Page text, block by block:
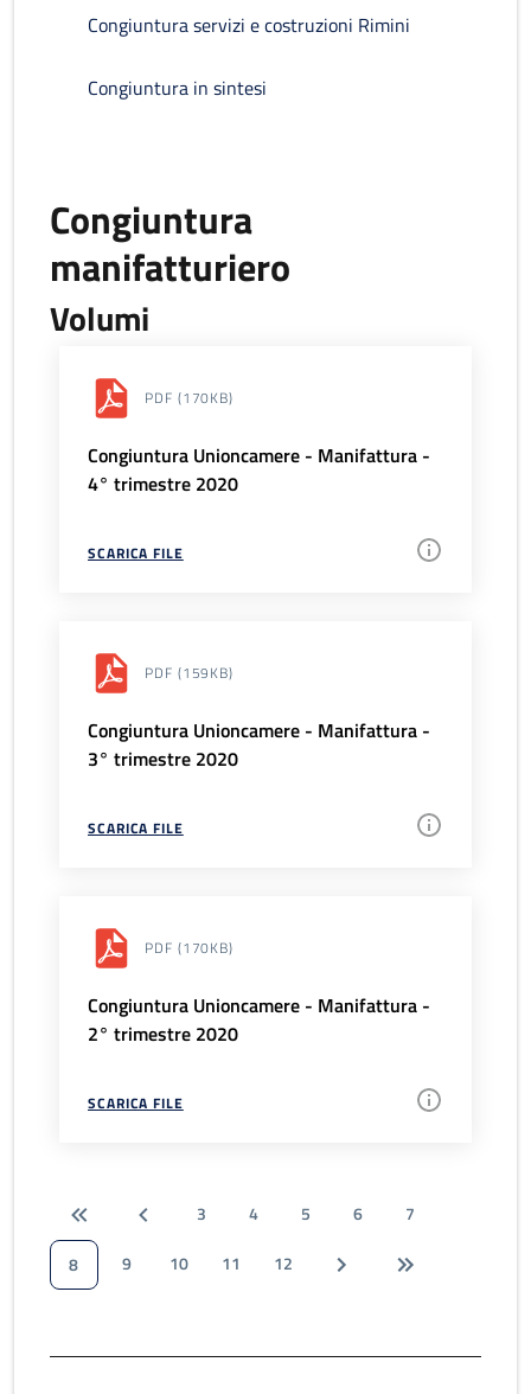
Congiuntura servizi e costruzioni Rimini
Congiuntura in sintesi
Congiuntura
manifatturiero
Volumi
PDF (170KB)
Congiuntura Unioncamere - Manifattura -
4° trimestre 2020
SCARICA FILE
PDF (159KB)
Congiuntura Unioncamere - Manifattura -
3° trimestre 2020
SCARICA FILE
PDF (170KB)
Congiuntura Unioncamere - Manifattura -
2° trimestre 2020
SCARICA FILE
3 4 5 6
7
8
9 10 11 12